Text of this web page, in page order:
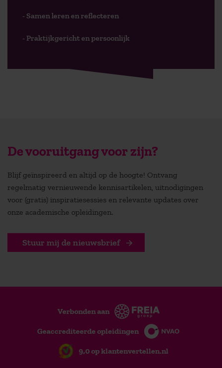
- Samen leren en reflecteren
- Praktijkgericht en persoonlijk
De vooruitgang voor zijn?
Blijf geïnspireerd en altijd op de hoogte! Ontvang
regelmatig vernieuwende kennisartikelen, uitnodigingen
voor (gratis) inspiratiesessies en relevante updates over
onze academische opleidingen.
Stuur mij de nieuwsbrief
Verbonden aan
Geaccrediteerde opleidingen
9,0 op klantenvertellen.nl